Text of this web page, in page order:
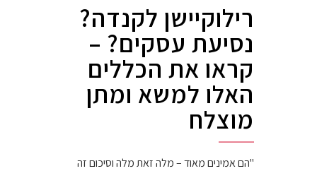
רילוקיישן לקנדה?
נסיעת עסקים? –
קראו את הכללים
האלו למשא ומתן
מוצלח
"הם אמינים מאוד – מלה זאת מלה וסיכום זה